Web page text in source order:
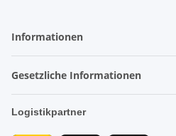
Informationen
Gesetzliche Informationen
Logistikpartner